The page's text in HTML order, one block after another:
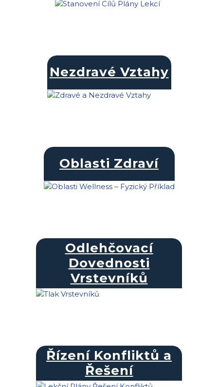
Nezdravé Vztahy
Oblasti Zdraví
Odlehčovací
Dovednosti
Vrstevníků
Řízení Konfliktů a
Řešení